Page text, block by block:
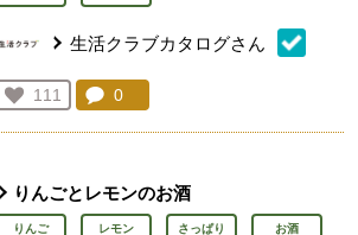
生活クラブカタログさん
お気に入り登録：
111
人が登録
コメント：
0
りんごとレモンのお酒
りんご レモン さっぱり お酒